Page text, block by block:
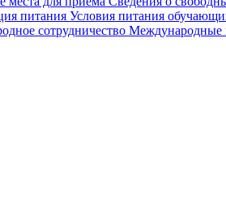
питания Условия питания
сотрудничество Международные